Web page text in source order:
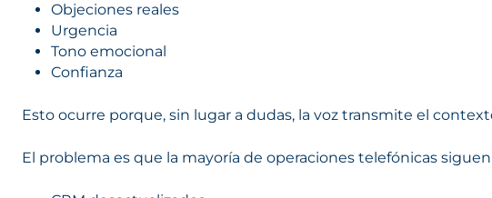
Objeciones reales
Urgencia
Tono emocional
Confianza
Esto ocurre porque, sin lugar a dudas, la voz transmite el
El problema es que la mayoría de operaciones telefónicas